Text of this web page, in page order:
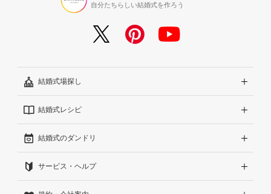
自分たちらしい結婚式を作ろう
結婚式場探し
エリアから探す
こだわりから探す
雰囲気から探す
結婚式レシピ
結婚式準備レポート『ハナレポ』
結婚式当日の動画『ムビレポ』
結婚式のダンドリ
結婚準備ガイド
サービス・ヘルプ